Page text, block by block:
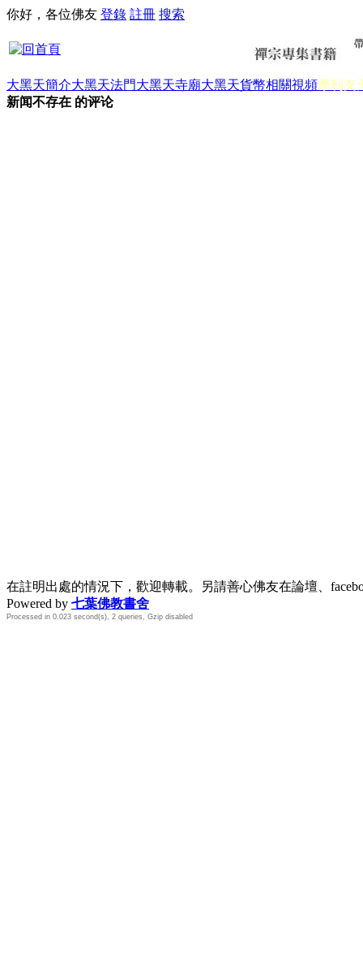
你好，各位佛友 登錄 註冊 搜索
大黑天簡介大黑天法門大黑天寺廟大黑天貨幣相關視頻摩利支
新闻不存在 的评论
在註明出處的情況下，歡迎轉載。另請善心佛友在論壇、
Powered by 七葉佛教書舍
Processed in 0.023 second(s), 2 queries, Gzip disabled